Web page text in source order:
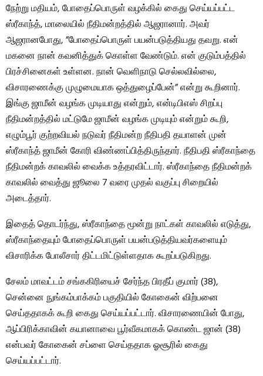
நேற்று மதியம், போதைப்பொருள் வழக்கில் கைது செய்யப்பட்ட
ஸ்ரீகாந்த், மாலையில் நீதிமன்றத்தில் ஆஜரானார். அவர்
ஆஜரானபோது, ​​”போதைப்பொருள் பயன்படுத்தியது தவறு. என்
மகனை நான் கவனித்துக் கொள்ள வேண்டும். என் குடும்பத்தில்
பிரச்சினைகள் உள்ளன. நான் வெளிநாடு செல்லவில்லை,
விசாரணைக்கு முழுமையாக ஒத்துழைப்பேன்” என்று கூறினார்.
இங்கு ஜாமீன் வழங்க முடியாது என்றும், என்டிபிஎஸ் சிறப்பு
நீதிமன்றத்தில் மட்டுமே ஜாமீன் வழங்க முடியும் என்றும் கூறி,
எழும்பூர் குற்றவியல் நடுவர் நீதிமன்ற நீதிபதி தயாளன் முன்
ஸ்ரீகாந்த் ஜாமீன் கோரி விண்ணப்பித்திருந்தார். நீதிபதி ஸ்ரீகாந்தை
நீதிமன்றக் காவலில் வைக்க உத்தரவிட்டார். ஸ்ரீகாந்தை நீதிமன்றக்
காவலில் வைத்து ஜூலை 7 வரை முதல் வகுப்பு சிறையில்
அடைத்தார்.
இதைத் தொடர்ந்து, ஸ்ரீகாந்தை மூன்று நாட்கள் காவலில் எடுத்து,
ஸ்ரீகாந்தையும் போதைப்பொருள் பயன்படுத்தியவர்களையும்
விசாரிக்க போலீசார் திட்டமிட்டுள்ளதாக கூறப்படுகிறது.
சேலம் மாவட்டம் சங்ககிரியைச் சேர்ந்த பிரதீப் குமார் (38),
சென்னை நுங்கம்பாக்கம் பகுதியில் கோகைன் விற்பனை
செய்ததாகக் கூறி கைது செய்யப்பட்டார். விசாரணையின் போது, ​​
ஆப்பிரிக்காவின் கயானாவை பூர்வீகமாகக் கொண்ட ஜான் (38)
என்பவர் கோகைன் சப்ளை செய்ததாக ஓசூரில் கைது
செய்யப்பட்டார்.